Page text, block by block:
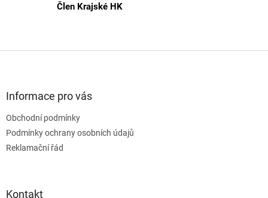
Člen Krajské HK
Informace pro vás
Obchodní podmínky
Podmínky ochrany osobních údajů
Reklamační řád
Kontakt